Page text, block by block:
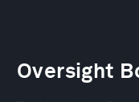
Oversight